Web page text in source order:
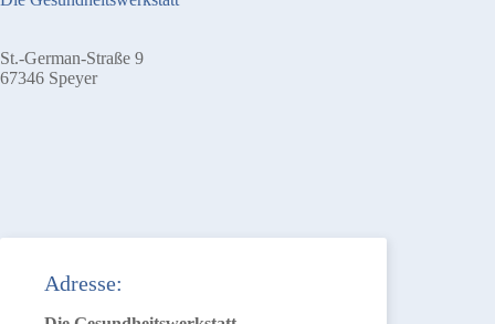
St.-German-Straße 9
67346 Speyer
Adresse: